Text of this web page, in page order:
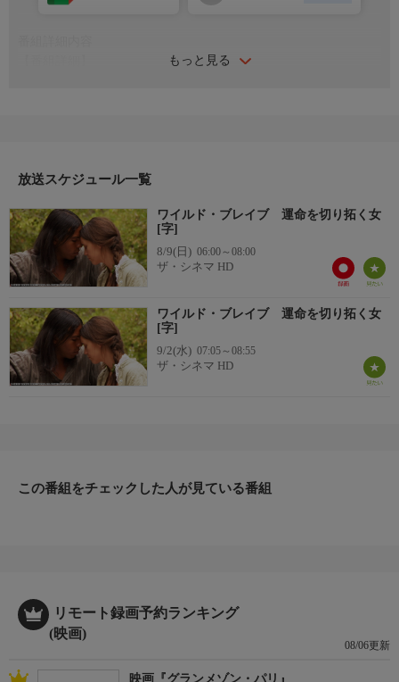
もっと見る
イ、シーラ・ドイルほか
放送スケジュール一覧
ワイルド・ブレイブ 運命を切り拓く女
[字]
8/9(日) 06:00～08:00
ザ・シネマ HD
ワイルド・ブレイブ 運命を切り拓く女
[字]
9/2(水) 07:05～08:55
ザ・シネマ HD
この番組をチェックした人が見ている番組
リモート録画予約ランキング
(映画)
08/06更新
映画『グランメゾン・パリ』